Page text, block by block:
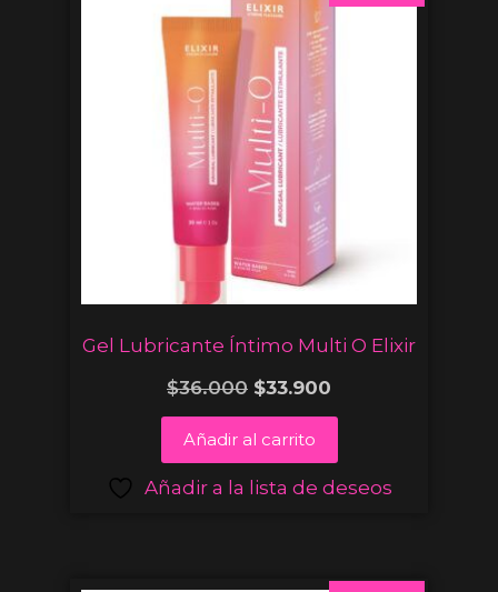
Gel Lubricante Íntimo Multi O Elixir
$36.000 $33.900
Añadir al carrito
Añadir a la lista de deseos